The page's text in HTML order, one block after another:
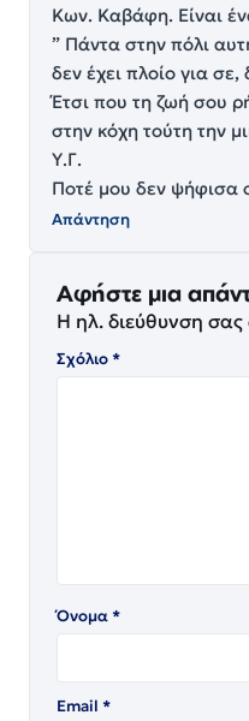
Κων. Καβάφη. Είναι
” Πάντα στην πόλι
δεν έχει πλοίο για σε,
Έτσι που τη ζωή σου
στην κόχη τούτη την
Υ.Γ.
Ποτέ μου δεν ψήφισα
Απάντηση
Αφήστε μια
Η ηλ. διεύθυνση σας
Σχόλιο*
Όνομα*
Email *